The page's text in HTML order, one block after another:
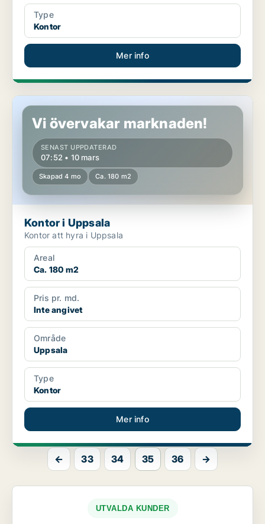
Type
Kontor
Mer info
Kontor i Uppsala
Vi övervakar marknaden!
SENAST UPPDATERAD
07:52 • 10 mars
Skapad 4 mo Ca. 180 m2
Kontor i Uppsala
Kontor att hyra i Uppsala
Areal
Ca. 180 m2
Pris pr. md.
Inte angivet
Område
Uppsala
Type
Kontor
Mer info
← 33 34 35 36 →
UTVALDA KUNDER